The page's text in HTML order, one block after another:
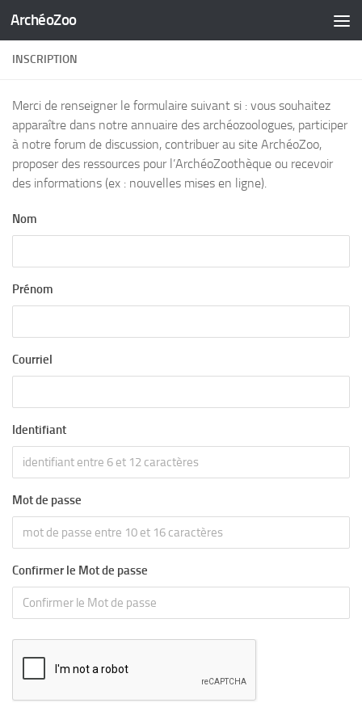
Skip to content
ArchéoZoo
INSCRIPTION
Merci de renseigner le formulaire suivant si : vous souhaitez
apparaître dans notre annuaire des archéozoologues, participer
à notre forum de discussion, contribuer au site ArchéoZoo,
proposer des ressources pour l’ArchéoZoothèque ou recevoir
des informations (ex : nouvelles mises en ligne).
Nom
Prénom
Courriel
Identifiant
Mot de passe
Confirmer le Mot de passe